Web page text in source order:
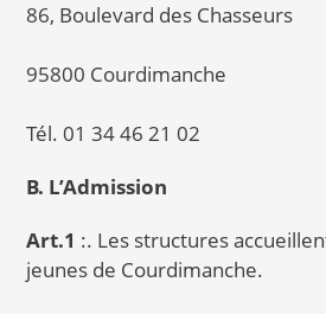
86, Boulevard des Chasseurs
95800 Courdimanche
Tél. 01 34 46 21 02
B. L’Admission
Art.1 :. Les structures
jeunes de Courdimanche.